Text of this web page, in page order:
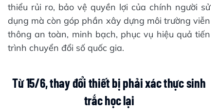
thiểu rủi ro, bảo vệ quyền lợi của chính người sử
dụng mà còn góp phần xây dựng môi trường viễn
thông an toàn, minh bạch, phục vụ hiệu quả tiến
trình chuyển đổi số quốc gia.
Từ 15/6, thay đổi thiết bị phải xác thực sinh
trắc học lại